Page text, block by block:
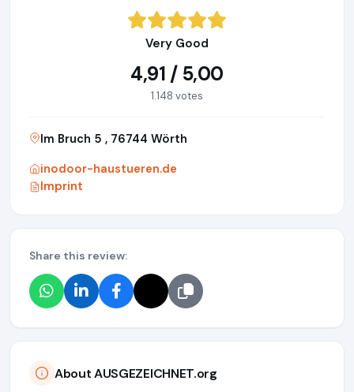
Very Good
4,91 / 5,00
1.148 votes
Im Bruch 5 , 76744 Wörth
inodoor-haustueren.de
Imprint
Share this review:
About AUSGEZEICHNET.org